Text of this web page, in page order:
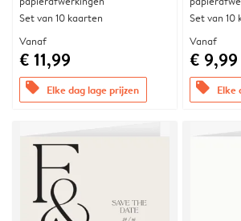
Set van 10 kaarten
Vanaf
€ 11,99
offers Elke dag lage prijzen
Set van 10
Vanaf
€ 9,99
offers Elke